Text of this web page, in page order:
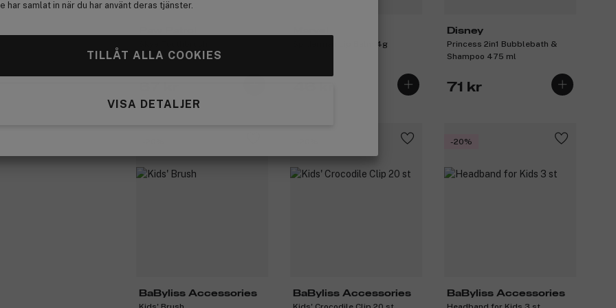
har samlat in när du har använt deras tjänster.
TILLÅT ALLA COOKIES
VISA DETALJER
Spiderman Lip Balm 4g
Disney
Princess 2in1 Bubblebath &
Shampoo 475 ml
71 kr
BaByliss Accessories
BaByliss Accessories
-20%
BaByliss Accessories